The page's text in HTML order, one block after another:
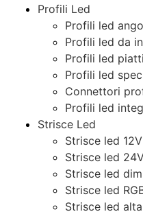
Profili Led
Profili led
Profili led da
Profili led piatti
Profili led
Connettori
Profili led
Strisce Led
Strisce led 12V
Strisce led
Strisce led
Strisce led
Strisce led